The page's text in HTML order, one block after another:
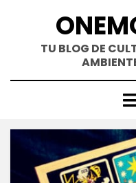
contenidoTU BLOG DE